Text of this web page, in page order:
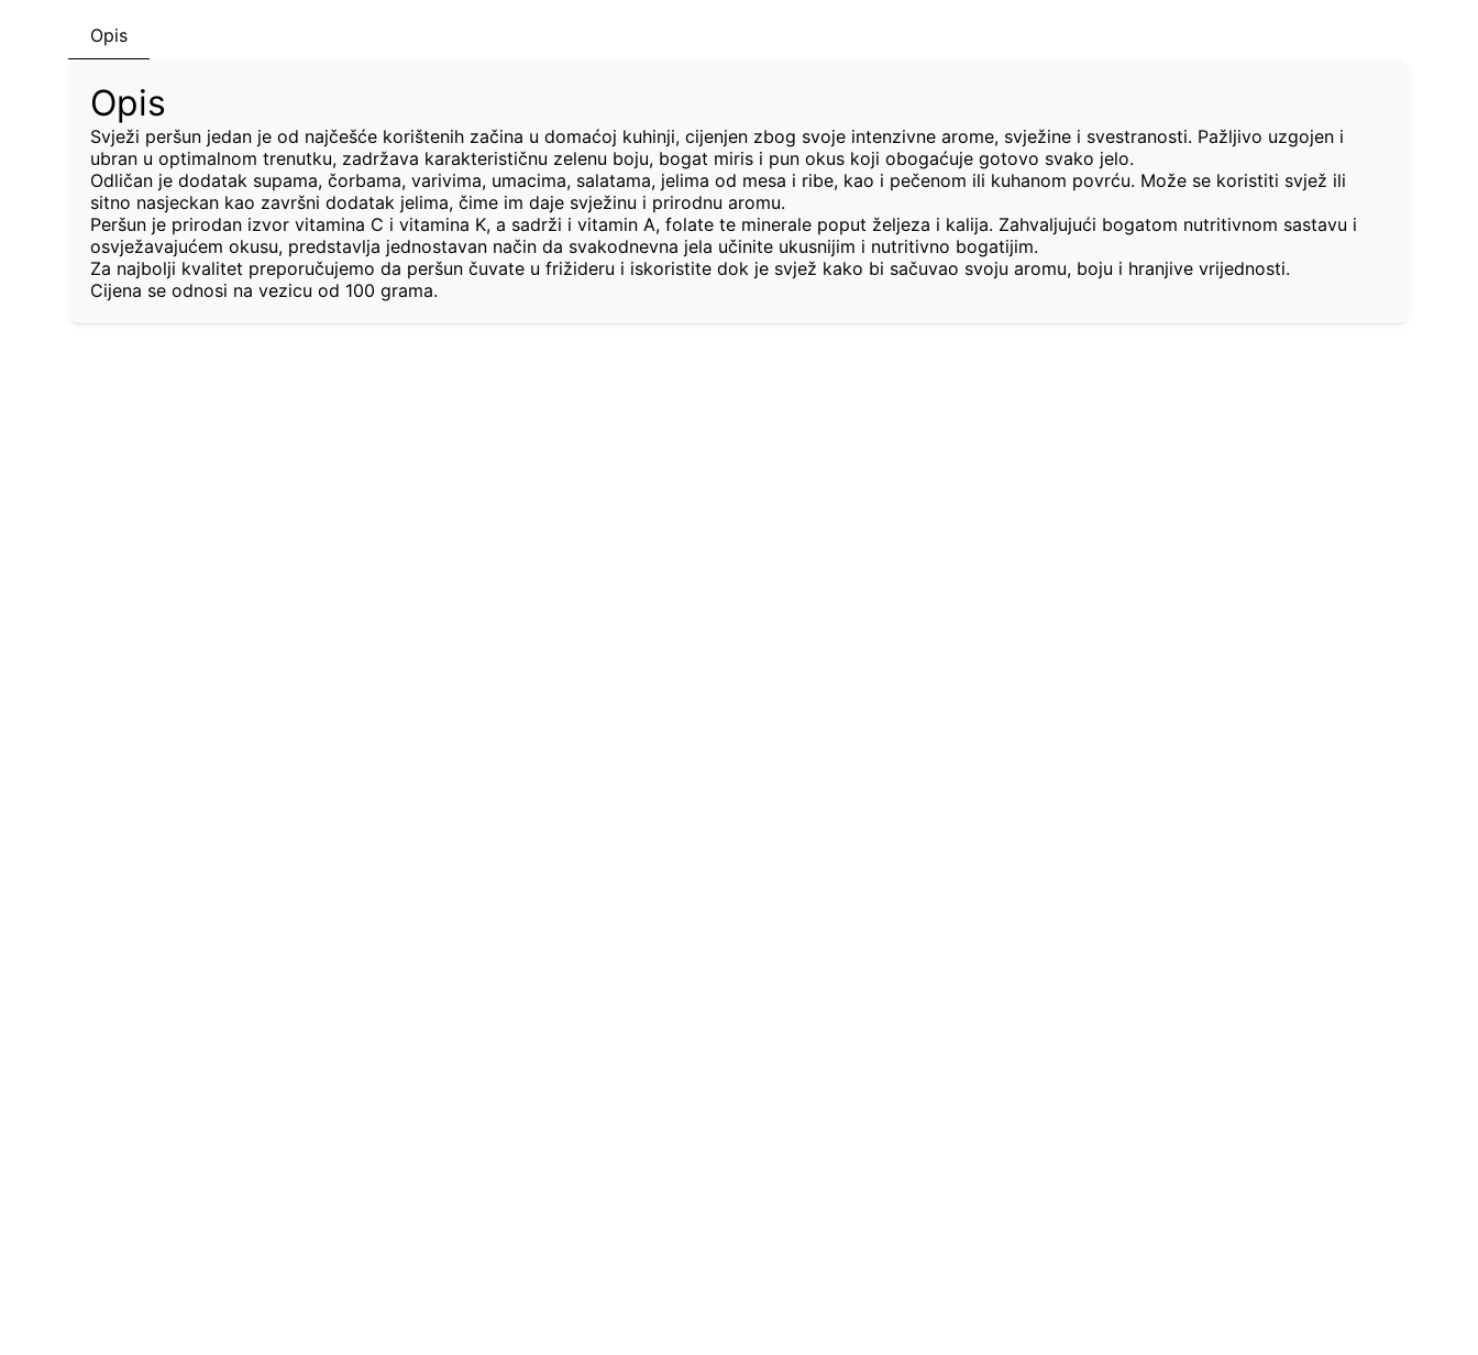
Opis
Opis
Svježi peršun jedan je od najčešće korištenih začina u domaćoj kuhinji, cijenjen zbog svoje intenzivne arome, svježine i svestranosti. Pažljivo uzgojen i
ubran u optimalnom trenutku, zadržava karakterističnu zelenu boju, bogat miris i pun okus koji obogaćuje gotovo svako jelo.
Odličan je dodatak supama, čorbama, varivima, umacima, salatama, jelima od mesa i ribe, kao i pečenom ili kuhanom povrću. Može se koristiti svjež ili
sitno nasjeckan kao završni dodatak jelima, čime im daje svježinu i prirodnu aromu.
Peršun je prirodan izvor vitamina C i vitamina K, a sadrži i vitamin A, folate te minerale poput željeza i kalija. Zahvaljujući bogatom nutritivnom sastavu i
osvježavajućem okusu, predstavlja jednostavan način da svakodnevna jela učinite ukusnijim i nutritivno bogatijim.
Za najbolji kvalitet preporučujemo da peršun čuvate u frižideru i iskoristite dok je svjež kako bi sačuvao svoju aromu, boju i hranjive vrijednosti.
Cijena se odnosi na vezicu od 100 grama.